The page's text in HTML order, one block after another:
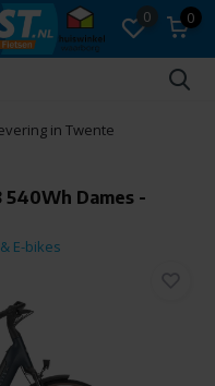
0 0
in Twente
540Wh Dames -
E-bikes